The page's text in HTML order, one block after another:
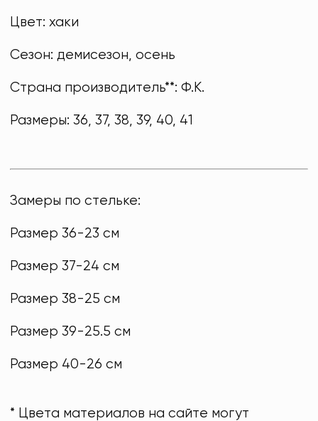
Цвет: хаки
Сезон: демисезон, осень
Страна производитель**: Ф.К.
Размеры: 36, 37, 38, 39, 40, 41
Замеры по стельке:
Размер 36-23 см
Размер 37-24 см
Размер 38-25 см
Размер 39-25.5 см
Размер 40-26 см
* Цвета материалов на сайте могут